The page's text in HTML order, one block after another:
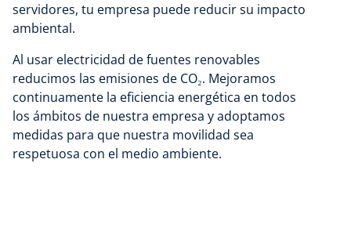
servidores, tu empresa puede reducir su impacto
ambiental.
Al usar electricidad de fuentes renovables
reducimos las emisiones de CO₂. Mejoramos
continuamente la eficiencia energética en todos
los ámbitos de nuestra empresa y adoptamos
medidas para que nuestra movilidad sea
respetuosa con el medio ambiente.